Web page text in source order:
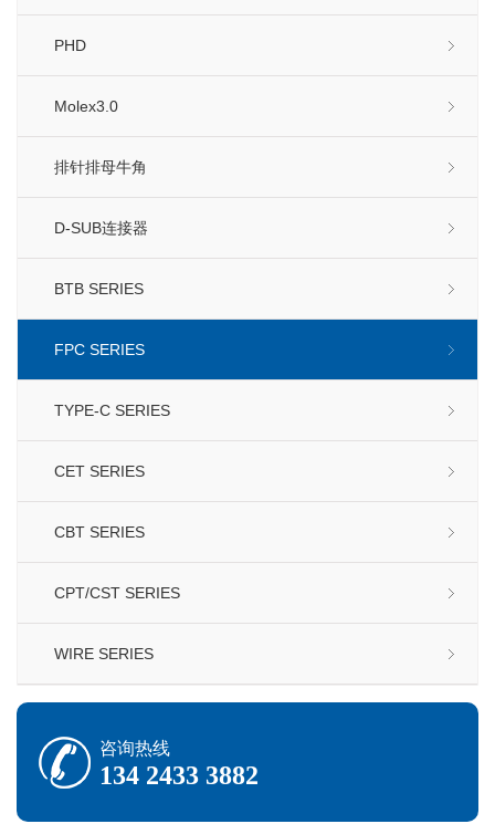
PHD
Molex3.0
排针排母牛角
D-SUB连接器
BTB SERIES
FPC SERIES
TYPE-C SERIES
CET SERIES
CBT SERIES
CPT/CST SERIES
WIRE SERIES
咨询热线
134 2433 3882